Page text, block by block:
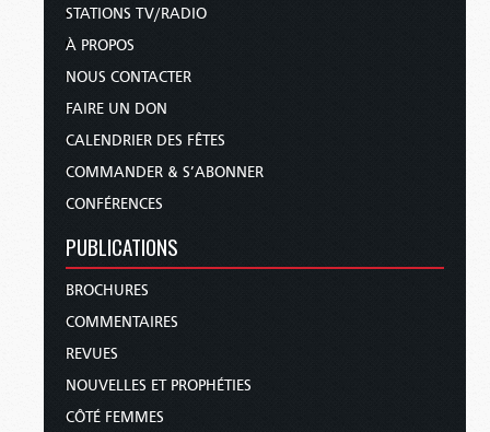
STATIONS TV/RADIO
À PROPOS
NOUS CONTACTER
FAIRE UN DON
CALENDRIER DES FÊTES
COMMANDER & S’ABONNER
CONFÉRENCES
PUBLICATIONS
BROCHURES
COMMENTAIRES
REVUES
NOUVELLES ET PROPHÉTIES
CÔTÉ FEMMES